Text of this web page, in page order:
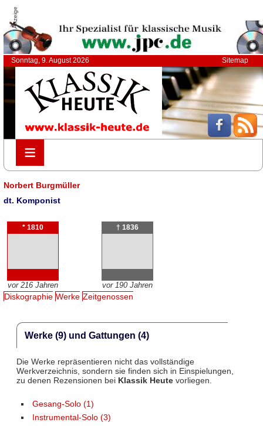
Anzeige
Sonntag, 9. August 2026 Sitemap
≡
≡
Norbert Burgmüller
dt. Komponist
* 1810
vor 216 Jahren
† 1836
vor 190 Jahren
Diskographie Werke Zeitgenossen
Werke (9) und Gattungen (4)
Die Werke repräsentieren nicht das vollständige
Werkverzeichnis, sondern sie finden sich in Einspielungen,
zu denen Rezensionen bei Klassik Heutevorliegen.
Gesang-Solo (1)
Instrumental-Solo (3)